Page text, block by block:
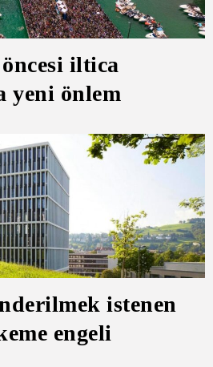
iltica
yeni önlem
istenen
engeli